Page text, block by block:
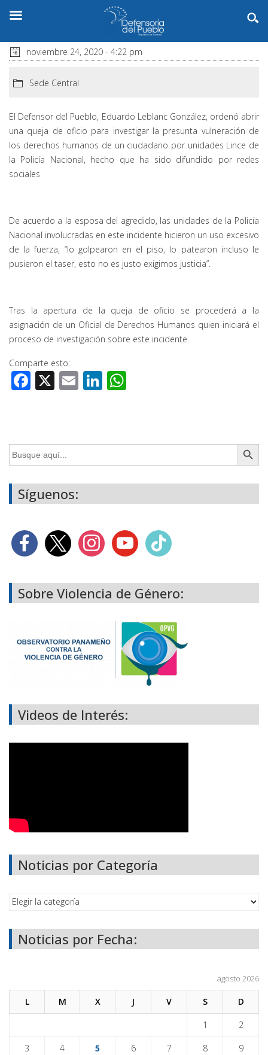
noviembre 24, 2020 - 4:22 pm
Sede Central
El Defensor del Pueblo, Eduardo Leblanc González, ordenó abrir
una queja de oficio para investigar la presunta vulneración de
los derechos humanos de un ciudadano por unidades Lince de
la Policía Nacional, hecho que ha sido difundido por redes
sociales
De acuerdo a la esposa del agredido, las unidades de la Policía
Nacional involucradas en este incidente hicieron un uso excesivo
de la fuerza, “lo golpearon en el piso, lo patearon incluso le
pusieron el taser, esto no es justo exigimos justicia”.
Tras la apertura de la queja de oficio se procederá a la
asignación de un Oficial de Derechos Humanos quien iniciará el
proceso de investigación sobre este incidente.
Comparte esto:
Facebook
X EmailLinkedIn
Buscar: Botón de
Síguenos:
Sobre Violencia de Género:
Videos de Interés:
Noticias por Categoría
Noticias por Fecha:
agosto 2026
L M X J V S D
1 2
3 4 5 6 7 8 9